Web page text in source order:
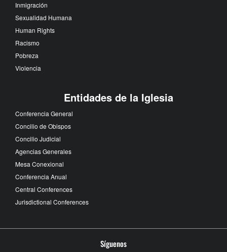
Inmigración
Sexualidad Humana
Human Rights
Racismo
Pobreza
Violencia
Entidades de la Iglesia
Conferencia General
Concilio de Obispos
Concilio Judicial
Agencias Generales
Mesa Conexional
Conferencia Anual
Central Conferences
Jurisdictional Conferences
Síguenos